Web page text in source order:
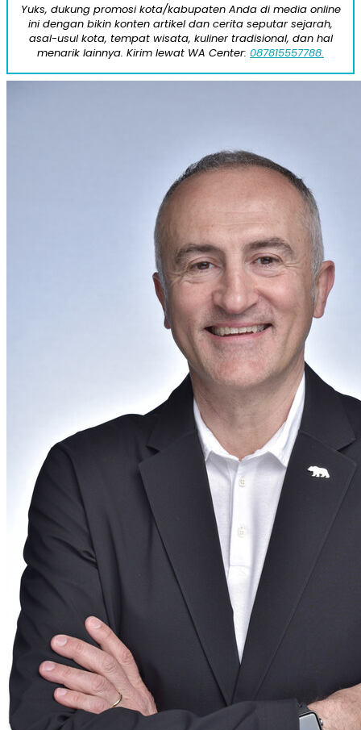
Yuks, dukung promosi kota/kabupaten Anda di media online
ini dengan bikin konten artikel dan cerita seputar sejarah,
asal-usul kota, tempat wisata, kuliner tradisional, dan hal
menarik lainnya. Kirim lewat WA Center: 087815557788.